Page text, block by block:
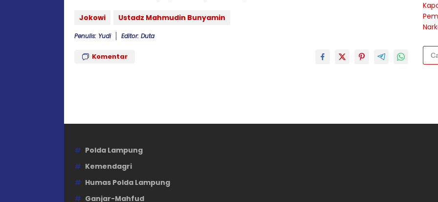
Jokowi Ustadz Mahmudin Bunyamin
Penulis: Yudi Editor: Duta
Komentar
Cari
Polda Lampung
Kemendagri
Humas Polda Lampung
Ganjar-Mahfud